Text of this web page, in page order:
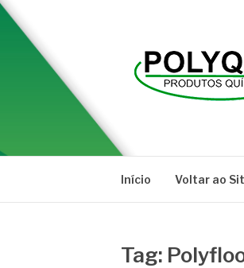
Pular
para
conteúdo
Início Voltar ao
Tag: